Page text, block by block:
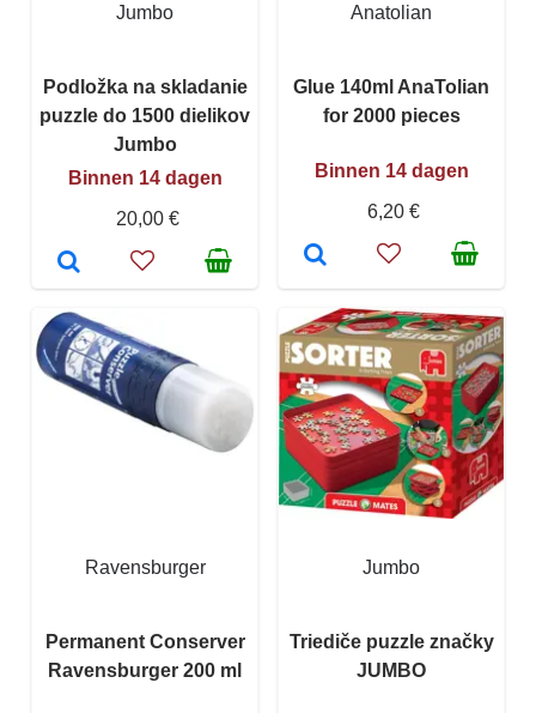
Jumbo
Podložka na skladanie
puzzle do 1500 dielikov
Jumbo
Binnen 14 dagen
20,00 €
Anatolian
Glue 140ml AnaTolian
for 2000 pieces
Binnen 14 dagen
6,20 €
Ravensburger
Permanent Conserver
Ravensburger 200 ml
Jumbo
Triediče puzzle značky
JUMBO